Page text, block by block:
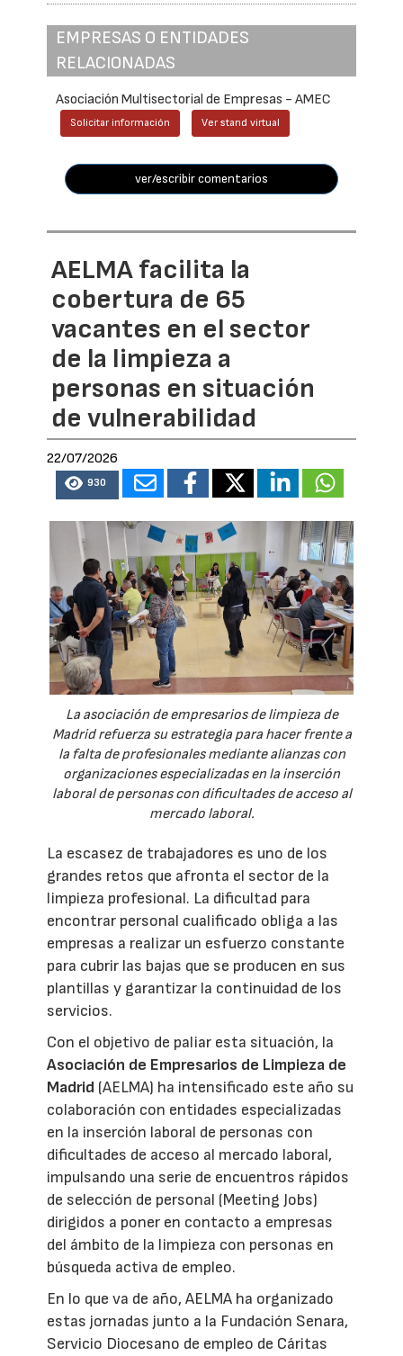
EMPRESAS O ENTIDADES
RELACIONADAS
Asociación Multisectorial de Empresas - AMEC
Solicitar información Ver stand virtual
ver/escribir comentarios
AELMA facilita la
cobertura de 65
vacantes en el sector
de la limpieza a
personas en situación
de vulnerabilidad
22/07/2026
930
La asociación de empresarios de limpieza de
Madrid refuerza su estrategia para hacer frente a
la falta de profesionales mediante alianzas con
organizaciones especializadas en la inserción
laboral de personas con dificultades de acceso al
mercado laboral.
La escasez de trabajadores es uno de los
grandes retos que afronta el sector de la
limpieza profesional. La dificultad para
encontrar personal cualificado obliga a las
empresas a realizar un esfuerzo constante
para cubrir las bajas que se producen en sus
plantillas y garantizar la continuidad de los
servicios.
Con el objetivo de paliar esta situación, la
Asociación de Empresarios de Limpieza de
Madrid (AELMA) ha intensificado este año su
colaboración con entidades especializadas
en la inserción laboral de personas con
dificultades de acceso al mercado laboral,
impulsando una serie de encuentros rápidos
de selección de personal (Meeting Jobs)
dirigidos a poner en contacto a empresas
del ámbito de la limpieza con personas en
búsqueda activa de empleo.
En lo que va de año, AELMA ha organizado
estas jornadas junto a la Fundación Senara,
Servicio Diocesano de empleo de Cáritas